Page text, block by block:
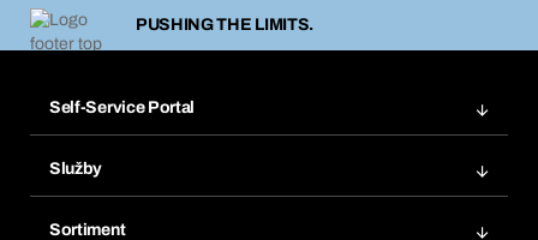
PUSHING THE LIMITS.
Self-Service Portal
Obľúbené
Služby
Sortiment